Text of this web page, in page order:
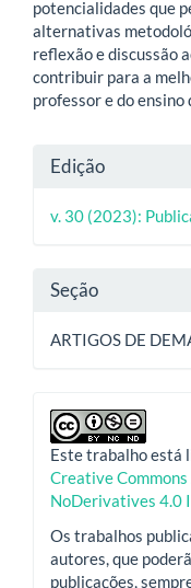
potencialidades que
alternativas
reflexão e discussão
contribuir para a
professor e do
Detalhes
do
artigo
Edição
v. 30 (2023):
Seção
ARTIGOS DE
Este trabalho está
Creative
NoDerivatives 4.0
Os trabalhos
autores, que
publicações,